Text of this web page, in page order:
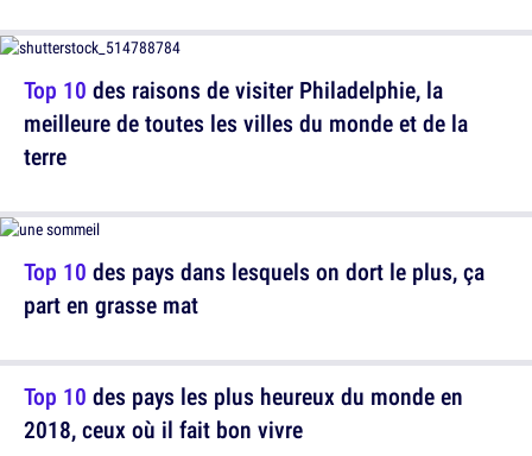
Top 10 des pays dans lesquels on dort le plus, ça
part en grasse mat
Top 10 des raisons de visiter Philadelphie, la
meilleure de toutes les villes du monde et de la
terre
Top 10 des pays les plus heureux du monde en
2018, ceux où il fait bon vivre